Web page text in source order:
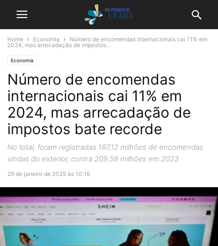
Home Economia
Número de encomendas internacionais cai 11% em
2024, mas arrecadação de impostos...
Economia
Número de encomendas
internacionais cai 11% em
2024, mas arrecadação de
impostos bate recorde
No total, foram registradas 187,12 milhões de encomendas
vindas do exterior, contra 209,58 milhões em 2023
29 de janeiro de 2025 às 10:16